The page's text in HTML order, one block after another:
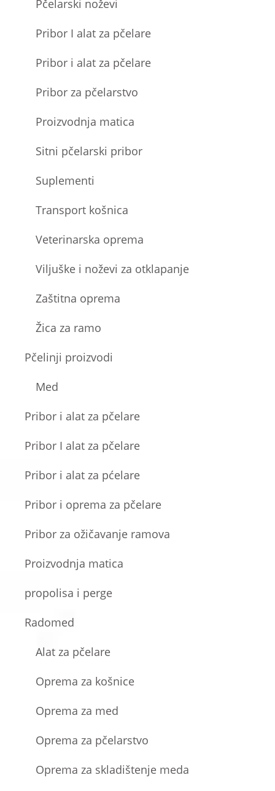
Pčelarski noževi
Pribor I alat za pčelare
Pribor i alat za pčelare
Pribor za pčelarstvo
Proizvodnja matica
Sitni pčelarski pribor
Suplementi
Transport košnica
Veterinarska oprema
Viljuške i noževi za otklapanje
Zaštitna oprema
Žica za ramo
Pčelinji proizvodi
Med
Pribor i alat za pčelare
Pribor I alat za pčelare
Pribor i alat za pćelare
Pribor i oprema za pčelare
Pribor za ožičavanje ramova
Proizvodnja matica
propolisa i perge
Radomed
Alat za pčelare
Oprema za košnice
Oprema za med
Oprema za pčelarstvo
Oprema za skladištenje meda